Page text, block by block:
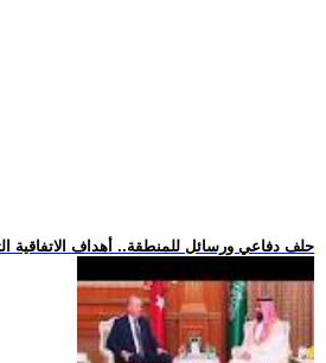
.. حلف دفاعي ورسائل للمنطقة.. أهداف الاتفاقية